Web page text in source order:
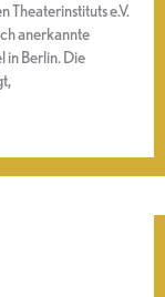
Theaterinstituts e.V.
anerkannte
in Berlin. Die